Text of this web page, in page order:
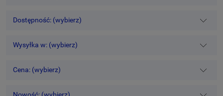
Dostępność: (wybierz)
Wysyłka w: (wybierz)
Cena: (wybierz)